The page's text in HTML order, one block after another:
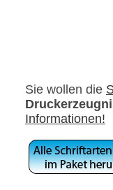
Sie wollen die
Informationen!